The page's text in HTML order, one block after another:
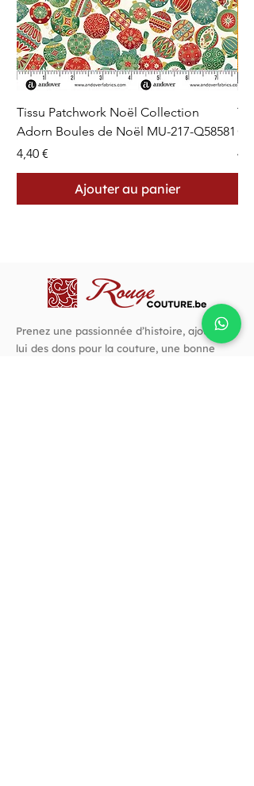
Tissu Patchwork Noël Collection
Adorn Boules de Noël MU-217-Q58581
Prix
4,40 €
Ajouter au panier
Prix
Prenez une passionnée d’histoire, ajoutez-
lui des dons pour la couture, une bonne